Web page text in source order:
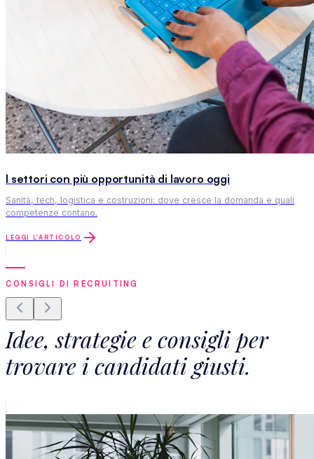
I settori con più opportunità di lavoro oggi
Sanità, tech, logistica e costruzioni: dove cresce la domanda e quali
competenze contano.
LEGGI L'ARTICOLO
CONSIGLI DI RECRUITING
Idee, strategie e consigli per
trovare i candidati giusti.